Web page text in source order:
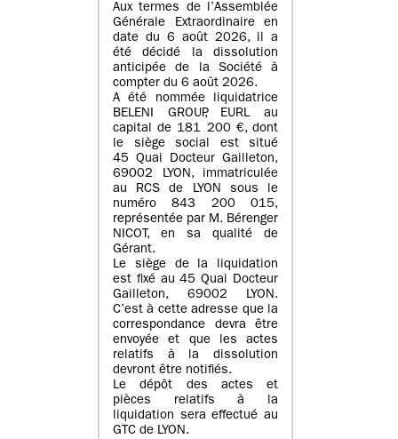
Aux termes de l’Assemblée
Générale Extraordinaire en
date du 6 août 2026, il a
été décidé la dissolution
anticipée de la Société à
compter du 6 août 2026.
A été nommée liquidatrice
BELENI GROUP, EURL au
capital de 181 200 €, dont
le siège social est situé
45 Quai Docteur Gailleton,
69002 LYON, immatriculée
au RCS de LYON sous le
numéro 843 200 015,
représentée par M. Bérenger
NICOT, en sa qualité de
Gérant.
Le siège de la liquidation
est fixé au45 Quai Docteur
Gailleton, 69002 LYON.
C’est à cette adresse que la
correspondance devra être
envoyée et que les actes
relatifs à la dissolution
devront être notifiés.
Le dépôt des actes et
pièces relatifs à la
liquidation sera effectué au
GTC de LYON.